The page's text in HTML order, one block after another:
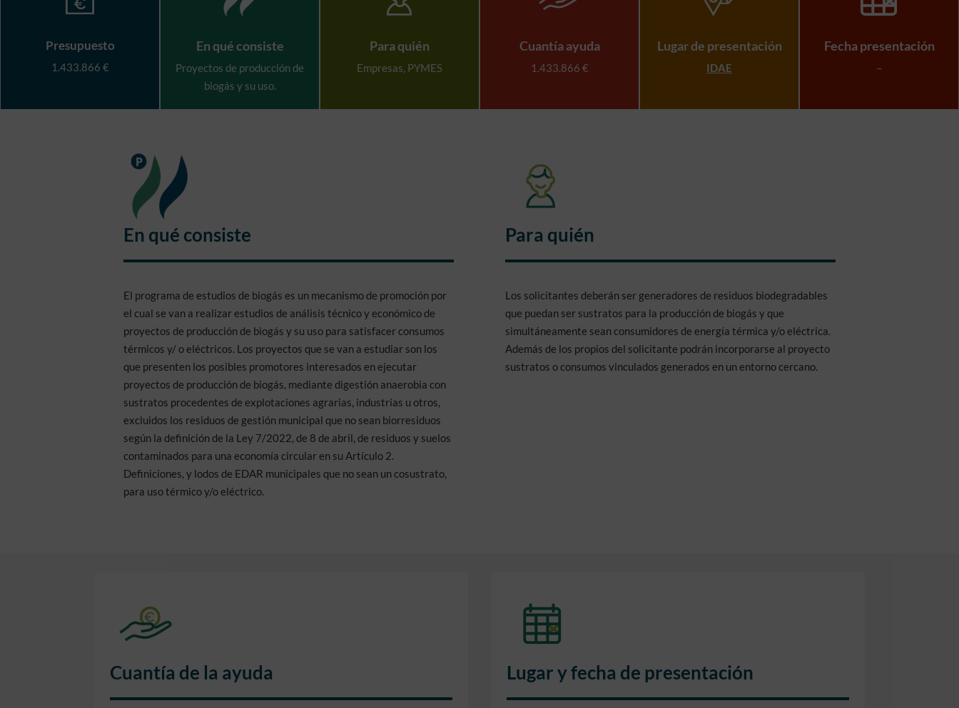
Presupuesto
1.433.866 €
En qué consiste
Proyectos de producción de
biogás y su uso.
Para quién
Empresas, PYMES
Cuantía ayuda
1.433.866 €
Lugar de presentación
IDAE
Fecha presentación
–
En qué consiste
El programa de estudios de biogás es un mecanismo de promoción por
el cual se van a realizar estudios de análisis técnico y económico de
proyectos de producción de biogás y su uso para satisfacer consumos
térmicos y/ o eléctricos. Los proyectos que se van a estudiar son los
que presenten los posibles promotores interesados en ejecutar
proyectos de producción de biogás, mediante digestión anaerobia con
sustratos procedentes de explotaciones agrarias, industrias u otros,
excluidos los residuos de gestión municipal que no sean biorresiduos
según la definición de la Ley 7/2022, de 8 de abril, de residuos y suelos
contaminados para una economía circular en su Artículo 2.
Definiciones, y lodos de EDAR municipales que no sean un cosustrato,
para uso térmico y/o eléctrico.
Para quién
Los solicitantes deberán ser generadores de residuos biodegradables
que puedan ser sustratos para la producción de biogás y que
simultáneamente sean consumidores de energía térmica y/o eléctrica.
Además de los propios del solicitante podrán incorporarse al proyecto
sustratos o consumos vinculados generados en un entorno cercano.
Cuantía de la ayuda Lugar y fecha de presentación